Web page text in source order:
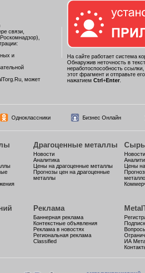
связи,
и
может
На сайте работает система
Обнаружив неточность в
неработоспособность
этот фрагмент и отправьте
нажатием Ctrl +Enter.
Одноклассники Бизнес Онлайн
Драгоценные металлы
Новости
Аналитика
Цены на драгоценные металлы
Прогнозы цен на драгоценные
металлы
Новости
Цены
Реклама
Баннерная реклама
Контекстные объявления
Реклама в новостях
Региональная реклама
Classified
ИА